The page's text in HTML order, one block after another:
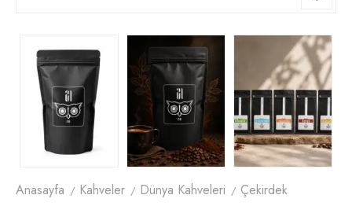
Anasayfa Kahveler Dünya Kahveleri Çekirdek